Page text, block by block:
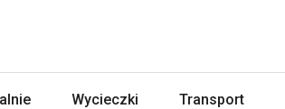
Wycieczki Transport